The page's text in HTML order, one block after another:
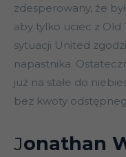
zdesperowany, że
aby tylko uciec z Old
sytuacji United
napastnika.
już na stałe do
bez kwoty
Jonathan